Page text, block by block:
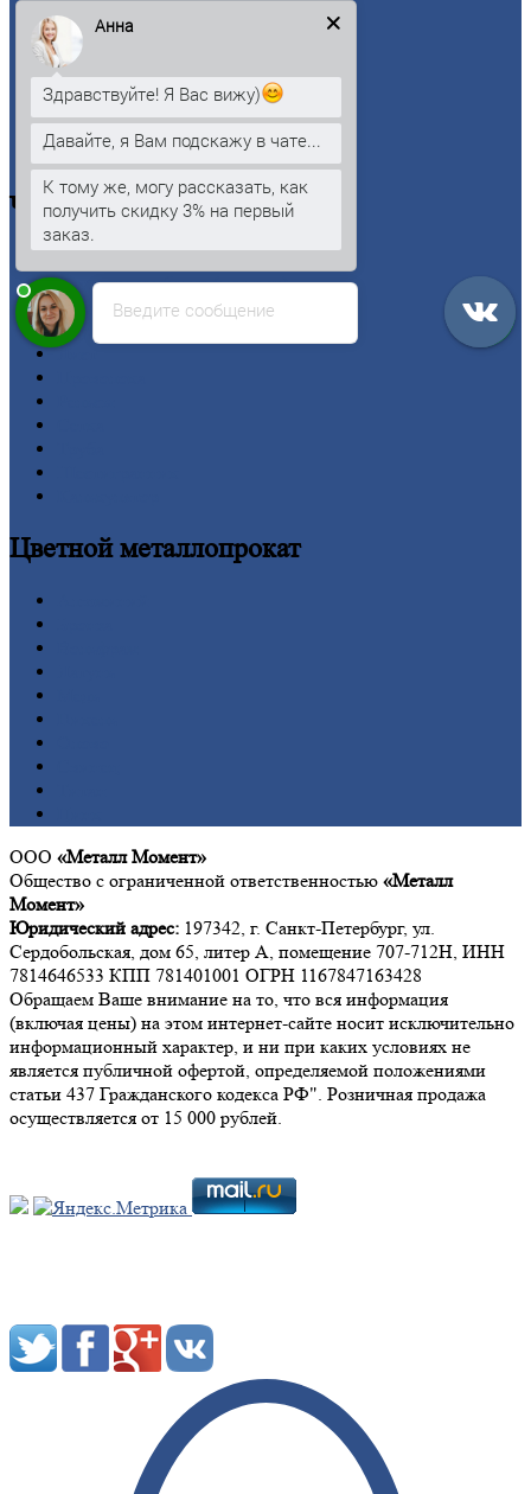
Заводы
Контакты
Прайс-лист
Новости
Личныйкабинет
Оформлениезаказа
Оплата
Черныйметаллопрокат
Двутавроваябалка (двутавр)
Квадрат
Круг
Лист
Цветнойметаллопрокат
ООО «Металл Момент»
Общество с ограниченной ответственностью «Металл
Момент»
Юридический адрес: 197342, г. Санкт-Петербург, ул.
Сердобольская, дом 65, литер А, помещение 707-712Н, ИНН
7814646533 КПП 781401001 ОГРН 1167847163428
Обращаем Ваше внимание на то, что вся информация
(включая цены) на этом интернет-сайте носит исключительно
информационный характер, и ни при каких условиях не
является публичной офертой, определяемой положениями
статьи 437 Гражданского кодекса РФ". Розничная продажа
осуществляется от 15 000 рублей.
Введите сообщение
Анна
Здравствуйте! Я Вас вижу)
Давайте, я Вам подскажу в чате...
К тому же, могу рассказать, как
получить скидку 3% на первый
заказ.